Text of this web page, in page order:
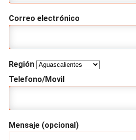
Correo electrónico
Región
Telefono/Movil
Mensaje (opcional)